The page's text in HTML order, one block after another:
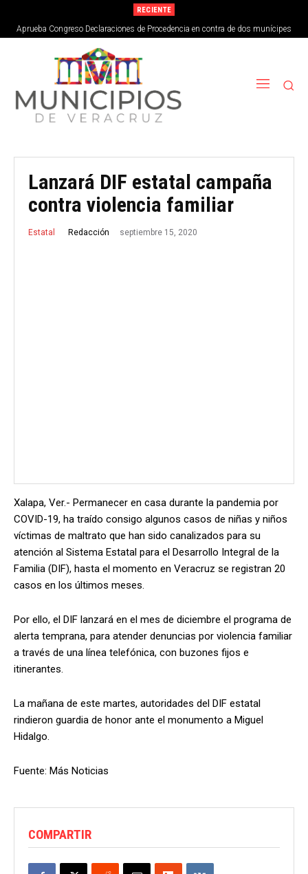
RECIENTE
Aprueba Congreso Declaraciones de Procedencia en contra de dos munícipes
Lanzará DIF estatal campaña
contra violencia familiar
Estatal Redacción septiembre 15, 2020
Xalapa, Ver.- Permanecer en casa durante la pandemia por
COVID-19, ha traído consigo algunos casos de niñas y niños
víctimas de maltrato que han sido canalizados para su
atención al Sistema Estatal para el Desarrollo Integral de la
Familia (DIF), hasta el momento en Veracruz se registran 20
casos en los últimos meses.
Por ello, el DIF lanzará en el mes de diciembre el programa de
alerta temprana, para atender denuncias por violencia familiar
a través de una línea telefónica, con buzones fijos e
itinerantes.
La mañana de este martes, autoridades del DIF estatal
rindieron guardia de honor ante el monumento a Miguel
Hidalgo.
Fuente: Más Noticias
COMPARTIR